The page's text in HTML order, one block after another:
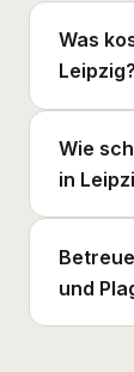
Was
Leipzig?
Wie
in
und